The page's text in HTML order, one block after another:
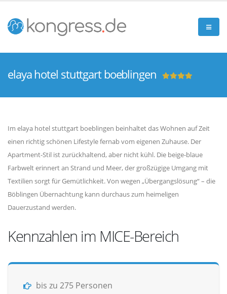
elaya hotel stuttgart boeblingen
Im elaya hotel stuttgart boeblingen beinhaltet das Wohnen auf Zeit
einen richtig schönen Lifestyle fernab vom eigenen Zuhause. Der
Apartment-Stil ist zurückhaltend, aber nicht kühl. Die beige-blaue
Farbwelt erinnert an Strand und Meer, der großzügige Umgang mit
Textilien sorgt für Gemütlichkeit. Von wegen „Übergangslösung“ – die
Böblingen Übernachtung kann durchaus zum heimeligen
Dauerzustand werden.
Kennzahlen im MICE-Bereich
bis zu 275 Personen